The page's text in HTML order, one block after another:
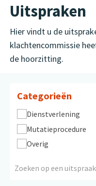
Uitspraken
Hier vindt u de
klachtencommissie
de hoorzitting.
Categorieën
Dienstverlening
Mutatieprocedure
Overig